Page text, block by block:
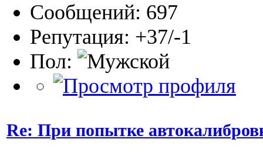
Сообщений: 697
Репутация: +37/-1
Пол:
Re: При попытке